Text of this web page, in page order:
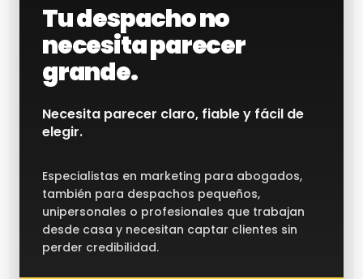
Tu despacho no
necesita parecer
grande.
Necesita parecer claro, fiable y fácil de
elegir.
Especialistas en marketing para abogados,
también para despachos pequeños,
unipersonales o profesionales que trabajan
desde casa y necesitan captar clientes sin
perder credibilidad.